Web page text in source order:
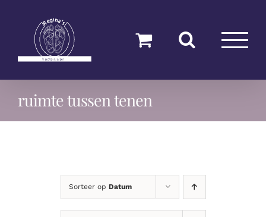
ruimte tussen tenen
Sorteer op Datum